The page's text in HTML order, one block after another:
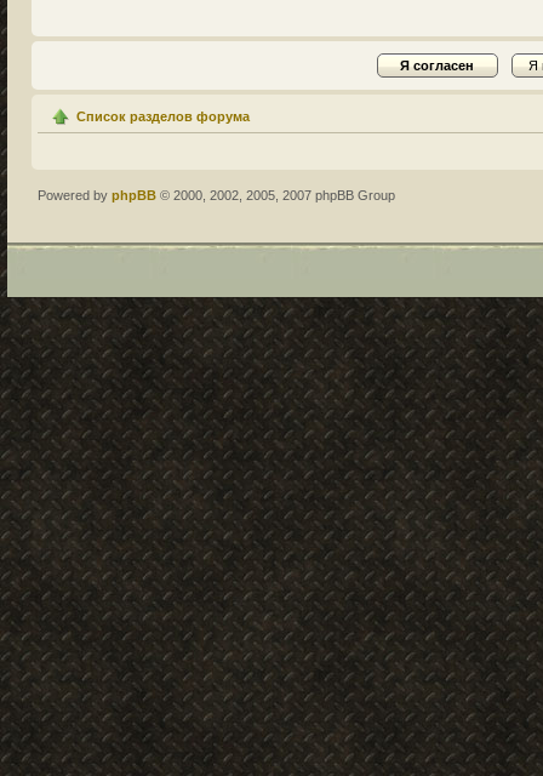
Список разделов форума
Powered by phpBB © 2000, 2002, 2005, 2007 phpBB Group